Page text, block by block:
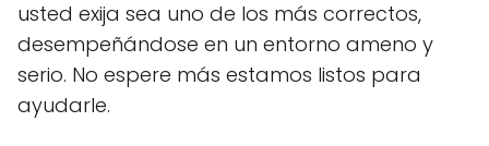
usted exija sea uno de los más correctos,
desempeñándose en un entorno ameno y
serio. No espere más estamos listos para
ayudarle.